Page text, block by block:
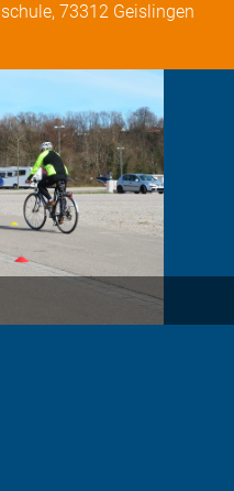
73312 Geislingen